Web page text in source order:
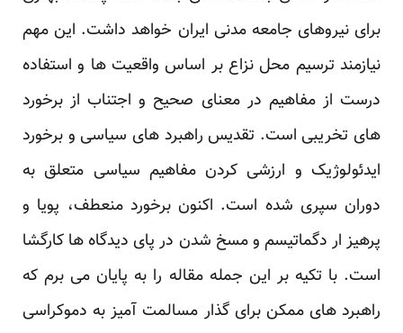
برای نیروهای جامعه مدنی ایران خواهد داشت. این مهم
نیازمند ترسیم محل نزاع بر اساس واقعیت ها و استفاده
درست از مفاهیم در معنای صحیح و اجتناب از برخورد
های تخریبی است. تقدیس راهبرد های سیاسی و برخورد
ایدئولوژیک و ارزشی کردن مفاهیم سیاسی متعلق به
دوران سپری شده است. اکنون برخورد منعطف، پویا و
پرهیز ار دگماتیسم و مسخ شدن در پای دیدگاه ها کارگشا
است. با تکیه بر این جمله مقاله را به پایان می برم که
راهبرد های ممکن برای گذار مسالمت آمیز به دموکراسی